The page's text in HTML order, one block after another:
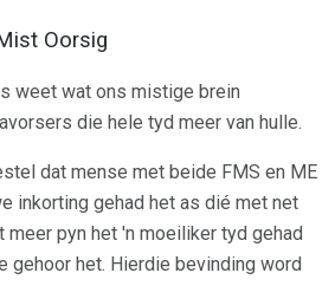
Oorsig
weet wat ons mistige brein
die hele tyd meer van hulle.
dat mense met beide FMS en ME
inkorting gehad het as dié met net
meer pyn het 'n moeiliker tyd gehad
gehoor het. Hierdie bevinding word